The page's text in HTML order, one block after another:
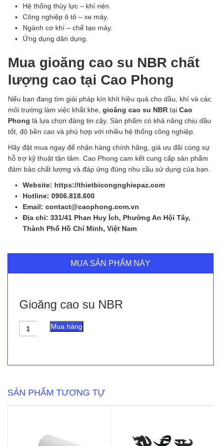
Hệ thống thủy lực – khí nén.
Công nghiệp ô tô – xe máy.
Ngành cơ khí – chế tạo máy.
Ứng dụng dân dụng.
Mua gioăng cao su NBR chất
lượng cao tại Cao Phong
Nếu bạn đang tìm giải pháp kín khít hiệu quả cho dầu, khí và các
môi trường làm việc khắt khe, gioăng cao su NBR tại Cao
Phong là lựa chọn đáng tin cậy. Sản phẩm có khả năng chịu dầu
tốt, độ bền cao và phù hợp với nhiều hệ thống công nghiệp.
Hãy đặt mua ngay để nhận hàng chính hãng, giá ưu đãi cùng sự
hỗ trợ kỹ thuật tận tâm. Cao Phong cam kết cung cấp sản phẩm
đảm bảo chất lượng và đáp ứng đúng nhu cầu sử dụng của bạn.
Website: https://thietbicongnghiepaz.com
Hotline: 0906.818.600
Email: contact@caophong.com.vn
Địa chỉ: 331/41 Phan Huy Ích, Phường An Hội Tây,
Thành Phố Hồ Chí Minh, Việt Nam
MUA SẢN PHẨM NÀY
Gioăng cao su NBR
Gioăng
cao
Mua hàng
SẢN PHẨM TƯƠNG TỰ